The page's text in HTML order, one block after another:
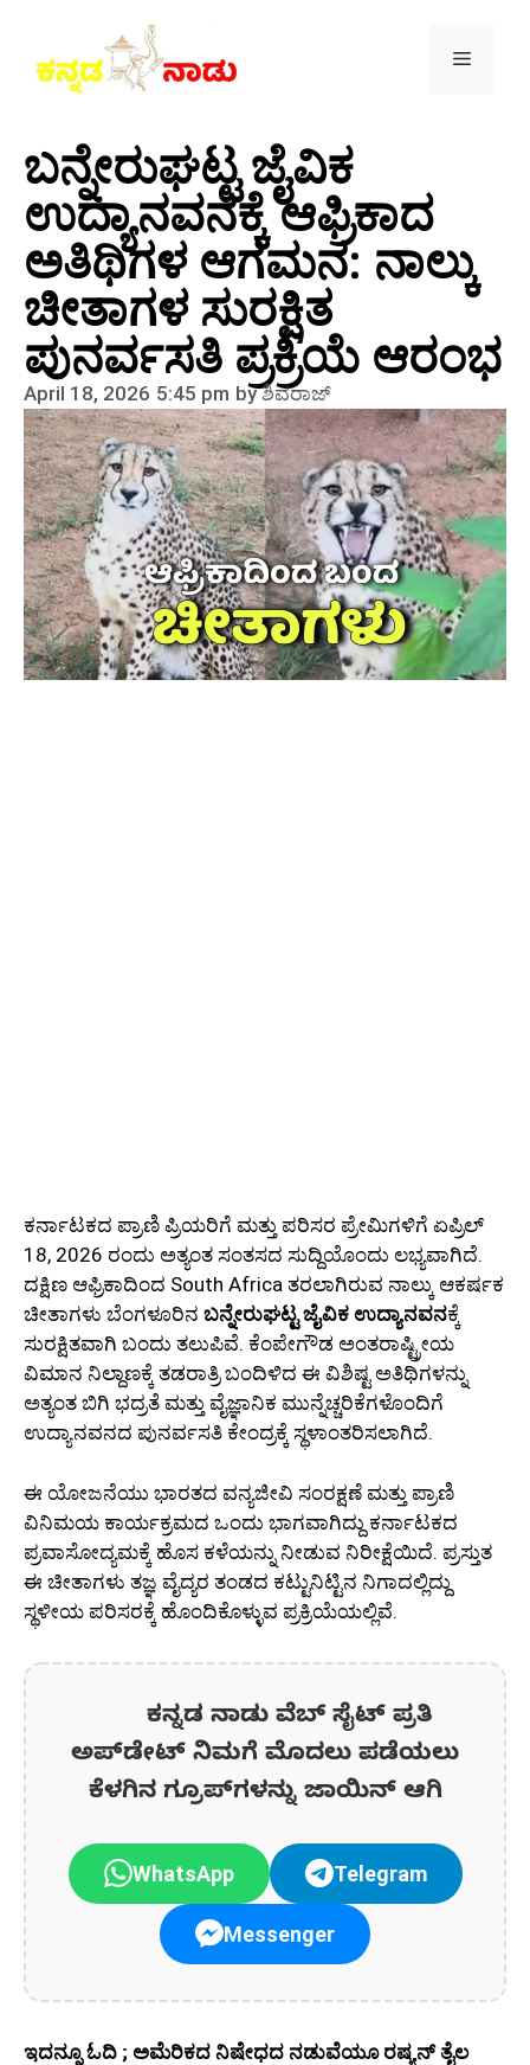
ಬನ್ನೇರುಘಟ್ಟ ಜೈವಿಕ
ಉದ್ಯಾನವನಕ್ಕೆ ಆಫ್ರಿಕಾದ
ಅತಿಥಿಗಳ ಆಗಮನ: ನಾಲ್ಕು
ಚೀತಾಗಳ ಸುರಕ್ಷಿತ
ಪುನರ್ವಸತಿ ಪ್ರಕ್ರಿಯೆ ಆರಂಭ
April 18, 2026 5:45 pm byಶಿವರಾಜ್
ಕರ್ನಾಟಕದ ಪ್ರಾಣಿ ಪ್ರಿಯರಿಗೆ ಮತ್ತು ಪರಿಸರ ಪ್ರೇಮಿಗಳಿಗೆ ಏಪ್ರಿಲ್
18, 2026 ರಂದು ಅತ್ಯಂತ ಸಂತಸದ ಸುದ್ದಿಯೊಂದು ಲಭ್ಯವಾಗಿದೆ.
ದಕ್ಷಿಣ ಆಫ್ರಿಕಾದಿಂದ South Africa ತರಲಾಗಿರುವ ನಾಲ್ಕು ಆಕರ್ಷಕ
ಚೀತಾಗಳು ಬೆಂಗಳೂರಿನ ಬನ್ನೇರುಘಟ್ಟ ಜೈವಿಕ ಉದ್ಯಾನವನಕ್ಕೆ
ಸುರಕ್ಷಿತವಾಗಿ ಬಂದು ತಲುಪಿವೆ. ಕೆಂಪೇಗೌಡ ಅಂತರಾಷ್ಟ್ರೀಯ
ವಿಮಾನ ನಿಲ್ದಾಣಕ್ಕೆ ತಡರಾತ್ರಿ ಬಂದಿಳಿದ ಈ ವಿಶಿಷ್ಟ ಅತಿಥಿಗಳನ್ನು
ಅತ್ಯಂತ ಬಿಗಿ ಭದ್ರತೆ ಮತ್ತು ವೈಜ್ಞಾನಿಕ ಮುನ್ನೆಚ್ಚರಿಕೆಗಳೊಂದಿಗೆ
ಉದ್ಯಾನವನದ ಪುನರ್ವಸತಿ ಕೇಂದ್ರಕ್ಕೆ ಸ್ಥಳಾಂತರಿಸಲಾಗಿದೆ.
ಈ ಯೋಜನೆಯು ಭಾರತದ ವನ್ಯಜೀವಿ ಸಂರಕ್ಷಣೆ ಮತ್ತು ಪ್ರಾಣಿ
ವಿನಿಮಯ ಕಾರ್ಯಕ್ರಮದ ಒಂದು ಭಾಗವಾಗಿದ್ದು ಕರ್ನಾಟಕದ
ಪ್ರವಾಸೋದ್ಯಮಕ್ಕೆ ಹೊಸ ಕಳೆಯನ್ನು ನೀಡುವ ನಿರೀಕ್ಷೆಯಿದೆ. ಪ್ರಸ್ತುತ
ಈ ಚೀತಾಗಳು ತಜ್ಞ ವೈದ್ಯರ ತಂಡದ ಕಟ್ಟುನಿಟ್ಟಿನ ನಿಗಾದಲ್ಲಿದ್ದು
ಸ್ಥಳೀಯ ಪರಿಸರಕ್ಕೆ ಹೊಂದಿಕೊಳ್ಳುವ ಪ್ರಕ್ರಿಯೆಯಲ್ಲಿವೆ.
ಕನ್ನಡ ನಾಡು ವೆಬ್ ಸೈಟ್ ಪ್ರತಿ
ಅಪ್‌ಡೇಟ್‌ ನಿಮಗೆ ಮೊದಲು ಪಡೆಯಲು
ಕೆಳಗಿನ ಗ್ರೂಪ್‌ಗಳನ್ನು ಜಾಯಿನ್ ಆಗಿ
WhatsApp Telegram
Messenger
ಇದನ್ನೂ ಓದಿ ; ಅಮೆರಿಕದ ನಿಷೇಧದ ನಡುವೆಯೂ ರಷ್ಯನ್ ತೈಲ